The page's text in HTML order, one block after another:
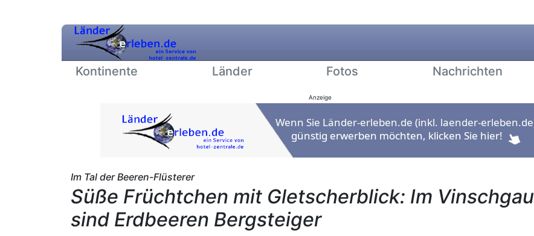
Kontinente Länder Fotos Nachrichten
Anzeige
Im Tal der Beeren-Flüsterer
Süße Früchtchen mit Gletscherblick: Im Vinschgau
sind Erdbeeren Bergsteiger